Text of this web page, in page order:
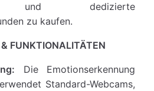
und dedizierte
zu kaufen.
FUNKTIONALITÄTEN
Die Emotionserkennung
Standard-Webcams,